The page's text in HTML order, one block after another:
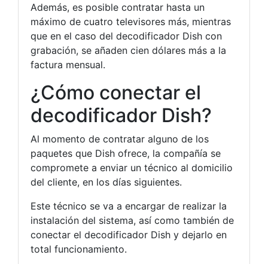
Además, es posible contratar hasta un
máximo de cuatro televisores más, mientras
que en el caso del decodificador Dish con
grabación, se añaden cien dólares más a la
factura mensual.
¿Cómo conectar el
decodificador Dish?
Al momento de contratar alguno de los
paquetes que Dish ofrece, la compañía se
compromete a enviar un técnico al domicilio
del cliente, en los días siguientes.
Este técnico se va a encargar de realizar la
instalación del sistema, así como también de
conectar el decodificador Dish y dejarlo en
total funcionamiento.